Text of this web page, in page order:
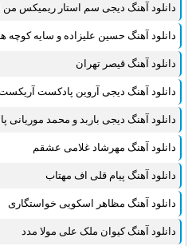
روزبه نعمت الهی
عماد طالب زاده
علی عبدالمالکی
مجید خراطها
زانیار خسروی
امیر عظیمی
بهنام علمشاهی
سینا سرلک
علی شیرازی
دانلود آهنگ دیجی سم استار ریمیکس من
دانلود آهنگ حسین علیزاده و سایه کوچه
دانلود آهنگ قیصر تهران
دانلود آهنگ دیجی آروین پادکست آریکست
دانلود آهنگ دیجی باربد و محمد موریانی
دانلود آهنگ مهرشاد غلامی عشقم
دانلود آهنگ پیام قلی اف مهتاب
دانلود آهنگ مظاهر اسکویی خواستگاری
دانلود آهنگ کیوان ملک علی مولا مدد